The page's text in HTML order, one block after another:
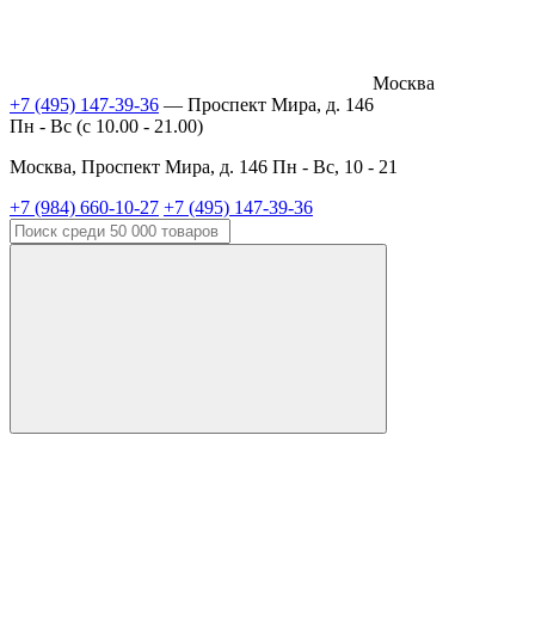
Москва
+7 (495) 147-39-36 — Проспект Мира, д. 146
Пн - Вс (c 10.00 - 21.00)
Москва, Проспект Мира, д. 146 Пн - Вс, 10 - 21
+7 (984) 660-10-27 +7 (495) 147-39-36